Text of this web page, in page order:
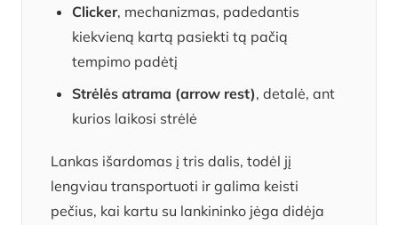
Clicker, mechanizmas, padedantis
kiekvieną kartą pasiekti tą pačią
tempimo padėtį
Strėlės atrama (arrow rest), detalė, ant
kurios laikosi strėlė
Lankas išardomas į tris dalis, todėl jį
lengviau transportuoti ir galima keisti
pečius, kai kartu su lankininko jėga didėja